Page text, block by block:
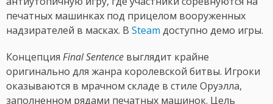
печатных машинках под прицелом вооруженных
надзирателей в масках. В Steam доступно демо игры.
Концепция Final Sentence выглядит крайне
оригинально для жанра королевской битвы. Игроки
оказываются в мрачном складе в стиле Оруэлла,
заполненном рядами печатных машинок. Цель